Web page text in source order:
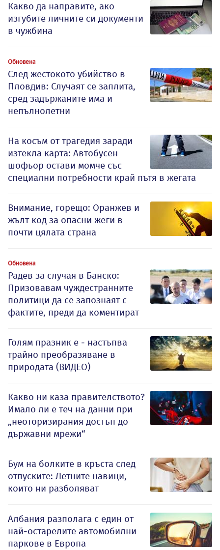
Какво да направите, ако
изгубите личните си документи
в чужбина
Обновена
След жестокото убийство в
Пловдив: Случаят се заплита,
сред задържаните има и
непълнолетни
На косъм от трагедия заради
изтекла карта: Автобусен
шофьор остави момче със
специални потребности край пътя в жегата
Внимание, горещо: Оранжев и
жълт код за опасни жеги в
почти цялата страна
Обновена
Радев за случая в Банско:
Призовавам чуждестранните
политици да се запознаят с
фактите, преди да коментират
Голям празник е - настъпва
трайно преобразяване в
природата (ВИДЕО)
Какво ни каза правителството?
Имало ли е теч на данни при
„неоторизирания достъп до
държавни мрежи“
Бум на болките в кръста след
отпуските: Летните навици,
които ни разболяват
Албания разполага с един от
най-остарелите автомобилни
паркове в Европа